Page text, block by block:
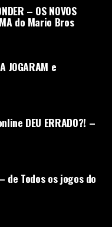
– OS NOVOS
do Mario Bros
JOGARAM e
DEU ERRADO?! –
de Todos os jogos do